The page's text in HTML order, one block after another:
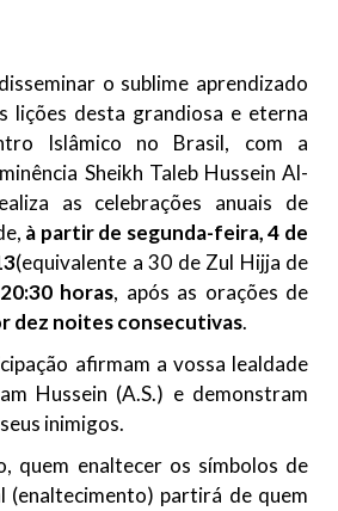
o sublime aprendizado
lições desta grandiosa e eterna
Islâmico no Brasil, com a
Sheikh Taleb Hussein Al-
as celebrações anuais de
à partir de segunda-feira, 4 de
(equivalente a 30 de Zul Hijja de
horas, após as orações de
dez noites consecutivas.
afirmam a vossa lealdade
Hussein (A.S.) e demonstram
inimigos.
quem enaltecer os símbolos de
(enaltecimento) partirá de quem